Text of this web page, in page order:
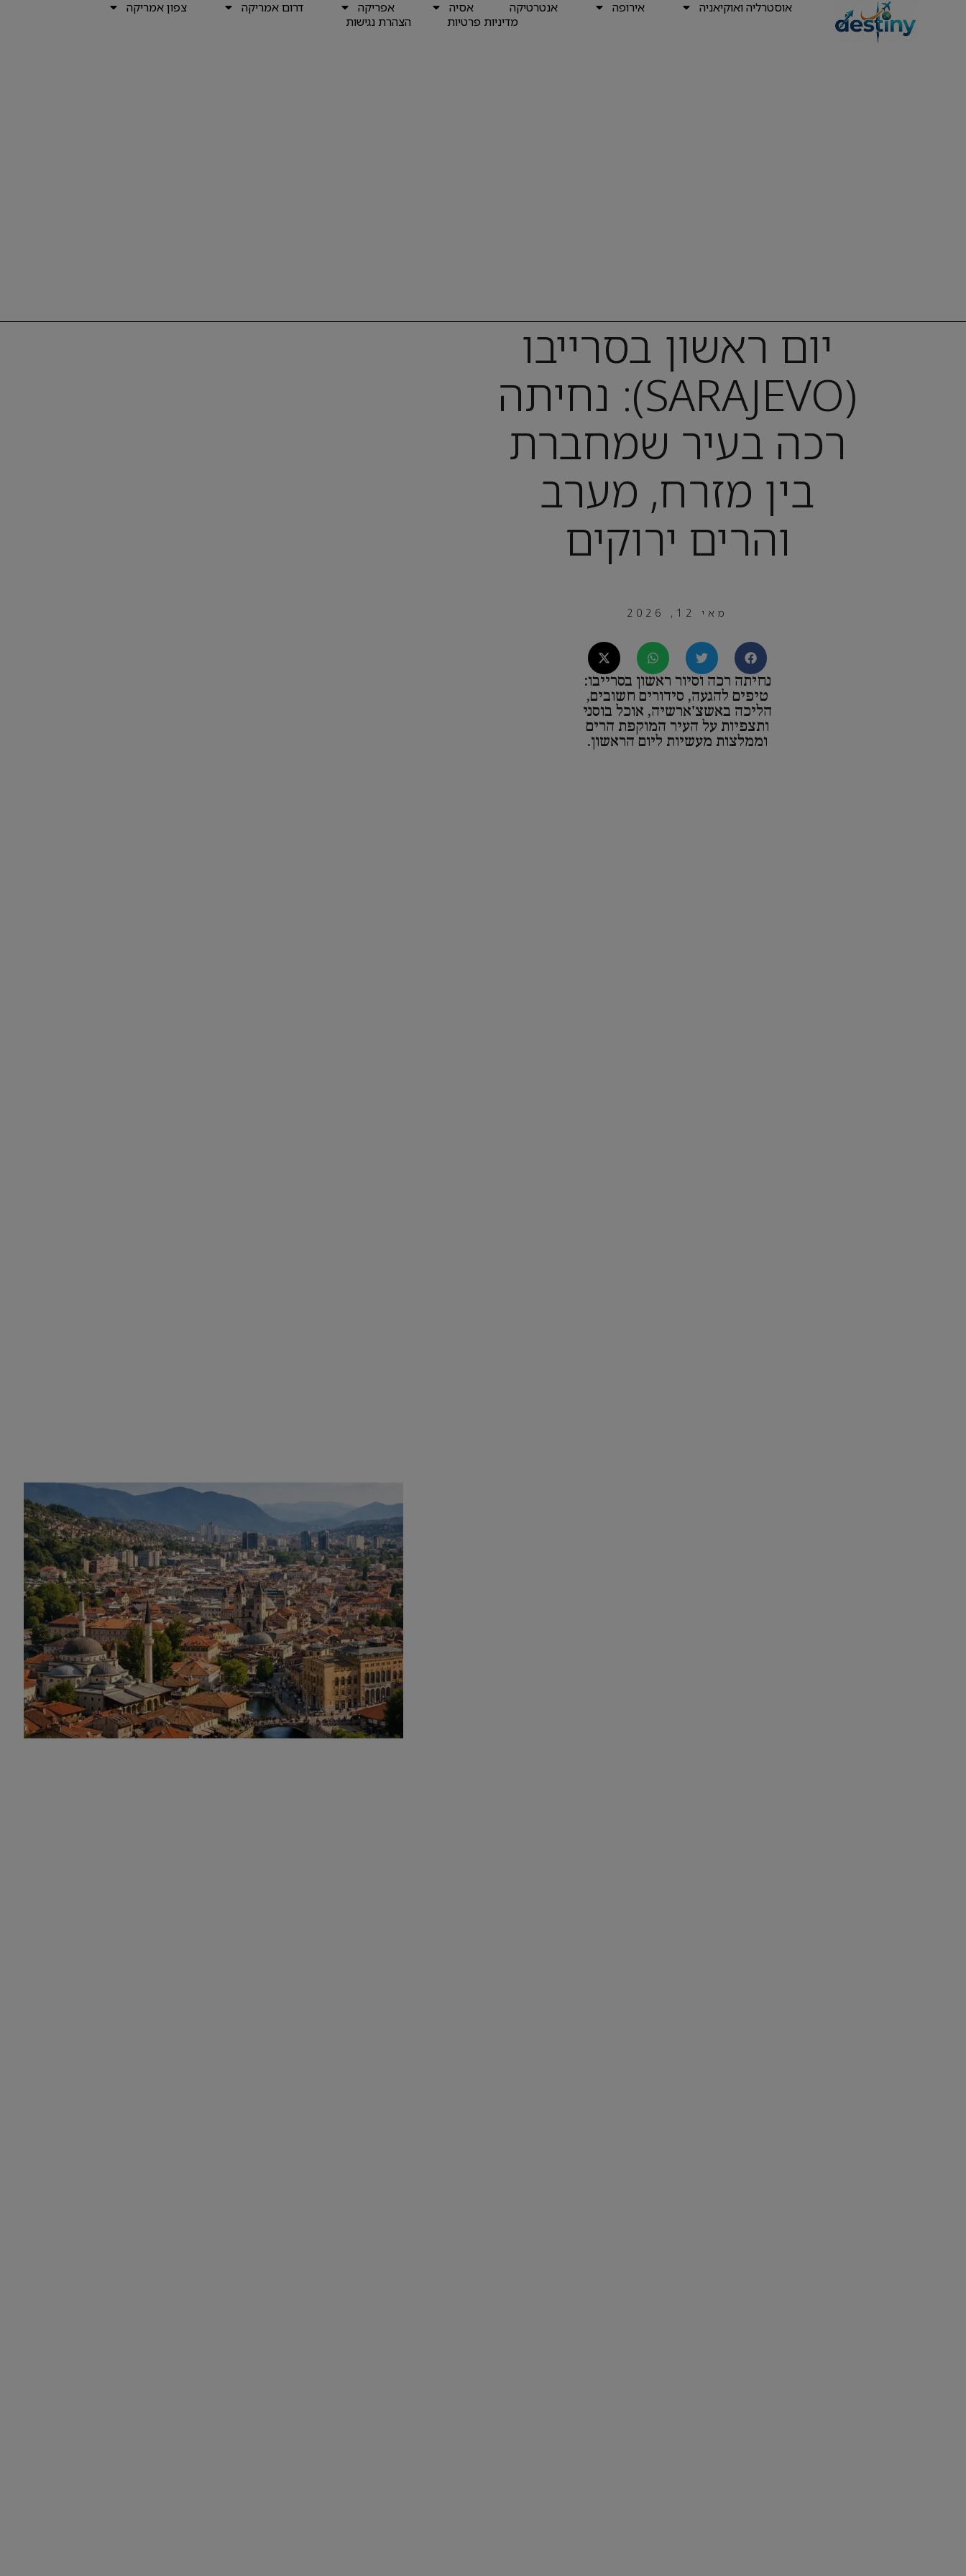
אוסטרליה ואוקיאניה אירופה אנטרטיקה אסיה אפריקה דרום אמריקה
צפון אמריקה
מדיניות פרטיות
הצהרת נגישות
יום ראשון בסרייבו
(SARAJEVO): נחיתה
רכה בעיר שמחברת
בין מזרח, מערב
והרים ירוקים
מאי 12, 2026
נחיתה רכה וסיור ראשון בסרייבו:
טיפים להגעה, סידורים חשובים,
הליכה באשצ'ארשיה, אוכל בוסני
ותצפיות על העיר המוקפת הרים
וממלצות מעשיות ליום הראשון.